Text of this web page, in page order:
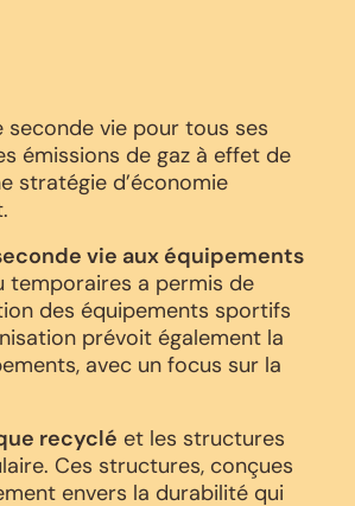
seconde vie pour tous ses
émissions de gaz à effet de
stratégie d’économie
vie aux équipements
temporaires a permis de
des équipements sportifs
prévoit également la
avec un focus sur la
recyclé et les structures
Ces structures, conçues
envers la durabilité qui